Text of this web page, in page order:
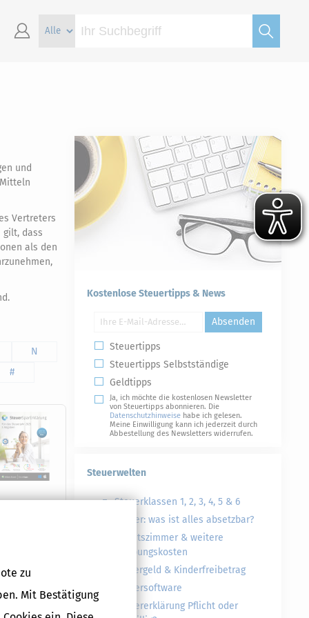
zu
Mit Bestätigung
und
Vertreters
gilt, dass
als den
N
#
Kostenlose Steuertipps & News
Absenden
Steuertipps
Steuertipps Selbstständige
Geldtipps
Ja, ich möchte die kostenlosen Newsletter
von Steuertipps abonnieren. Die
Datenschutzhinweise habe ich gelesen.
Meine Einwilligung kann ich jederzeit durch
Abbestellung des Newsletters widerrufen.
Steuerwelten
Steuerklassen 1, 2, 3, 4, 5 & 6
Steuer: was ist alles absetzbar?
Arbeitszimmer & weitere
Werbungskosten
Kindergeld & Kinderfreibetrag
Steuersoftware
Steuererklärung Pflicht oder